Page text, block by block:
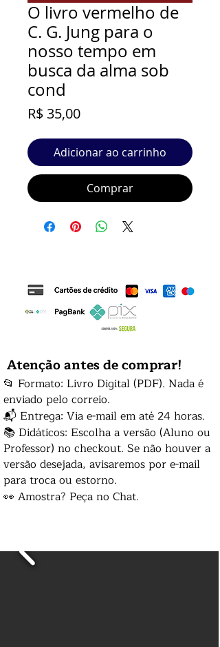
O livro vermelho de
C. G. Jung para o
nosso tempo em
busca da alma sob
cond
R$ 35,00Preço
Adicionar ao carrinho
Comprar
Atenção antes de comprar!
📂 Formato: Livro Digital (PDF). Nada é
enviado pelo correio.
📬 Entrega: Via e-mail em até 24 horas.
📚 Didáticos: Escolha a versão (Aluno ou
Professor) no checkout. Se não houver a
versão desejada, avisaremos por e-mail
para troca ou estorno.
👀 Amostra? Peça no Chat.